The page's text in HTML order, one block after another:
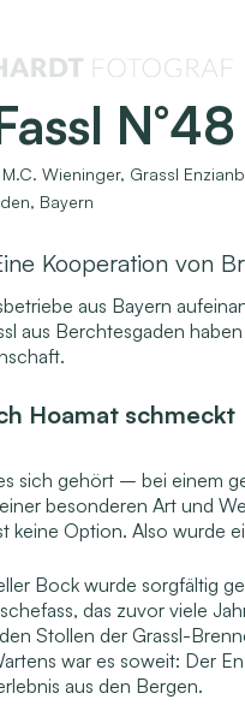
N°48
Wieninger, Grassl
Bayern
Kooperation von
aus Bayern
aus Berchtesgaden
Hoamat schmeckt
sich gehört – bei einem
besonderen Art und
keine Option. Also wurde
Bock wurde sorgfältig
das zuvor viele
Stollen der Grassl-
war es soweit: Der
aus den Bergen.